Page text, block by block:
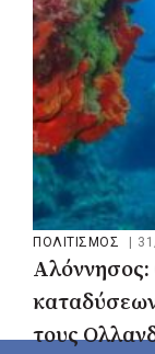
ΠΟΛΙΤΙΣΜΟΣ |
Αλόννησος:
τους